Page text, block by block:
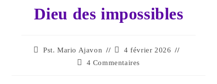
Dieu des impossibles
Pst. Mario Ajavon
4 février 2026
4 Commentaires